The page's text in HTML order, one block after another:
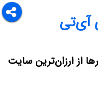
آی‌تی
از ارزان‌ترین سایت